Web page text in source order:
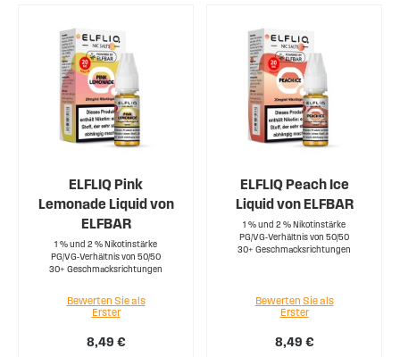
ELFLIQ Pink
Lemonade Liquid von
ELFBAR
1 % und 2 % Nikotinstärke
PG/VG-Verhältnis von 50/50
30+ Geschmacksrichtungen
8,49 €
Bewerten Sie als
Erster
ELFLIQ Peach Ice
Liquid von ELFBAR
1 % und 2 % Nikotinstärke
PG/VG-Verhältnis von 50/50
30+ Geschmacksrichtungen
8,49 €
Bewerten Sie als
Erster